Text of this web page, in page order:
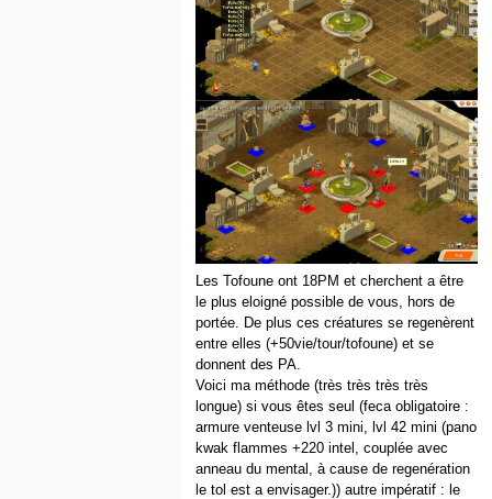
Les Tofoune ont 18PM et cherchent a être
le plus eloigné possible de vous, hors de
portée. De plus ces créatures se regenèrent
entre elles (+50vie/tour/tofoune) et se
donnent des PA.
Voici ma méthode (très très très très
longue) si vous êtes seul (feca obligatoire :
armure venteuse lvl 3 mini, lvl 42 mini (pano
kwak flammes +220 intel, couplée avec
anneau du mental, à cause de regenération
le tol est a envisager.)) autre impératif : le